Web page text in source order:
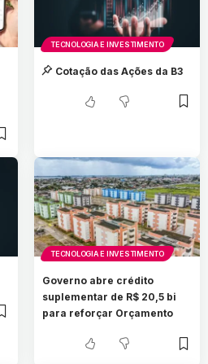
TECNOLOGIA E INVESTIMENTO
Cotação das Ações da B3
TECNOLOGIA E INVESTIMENTO
Governo abre crédito
suplementar de R$ 20,5 bi
para reforçar Orçamento